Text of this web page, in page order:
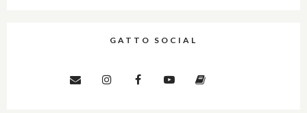
GATTO SOCIAL